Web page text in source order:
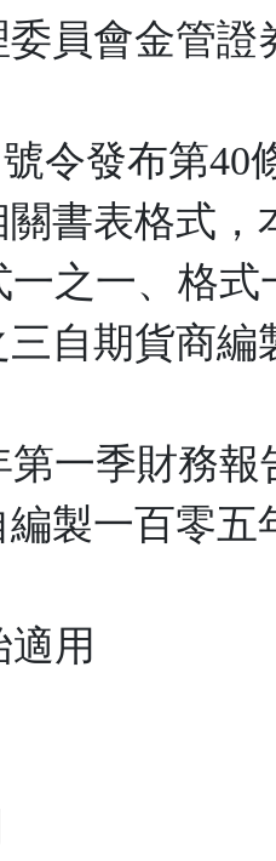
員會金管證
令發布第40
書表格式，
之一、格式
自期貨商編
一季財務報
製一百零五
用